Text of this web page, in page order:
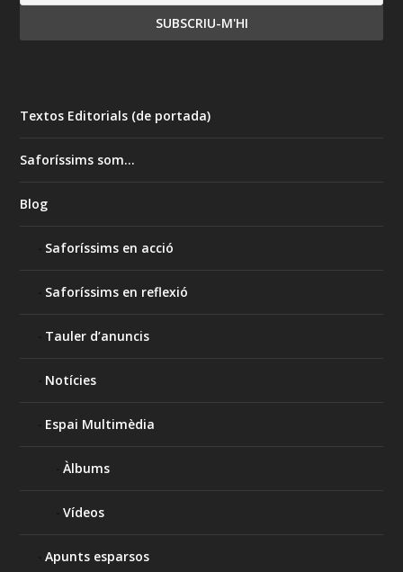
Textos Editorials (de portada)
Saforíssims som…
Blog
Saforíssims en acció
Saforíssims en reflexió
Tauler d’anuncis
Notícies
Espai Multimèdia
Àlbums
Vídeos
Apunts esparsos